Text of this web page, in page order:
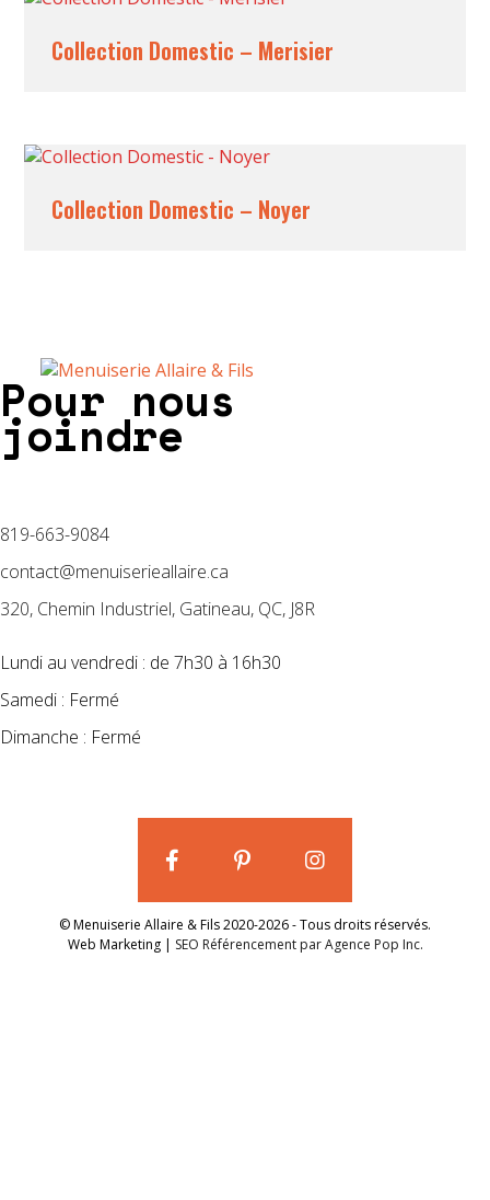
Collection Domestic – Merisier
Collection Domestic – Noyer
Pour nous
joindre
819-663-9084
contact@menuiserieallaire.ca
320, Chemin Industriel, Gatineau, QC, J8R
Lundi au vendredi : de 7h30 à 16h30
Samedi : Fermé
Dimanche : Fermé
© Menuiserie Allaire & Fils 2020-2026 - Tous droits réservés.
Web Marketing | SEO Référencement par Agence Pop Inc.